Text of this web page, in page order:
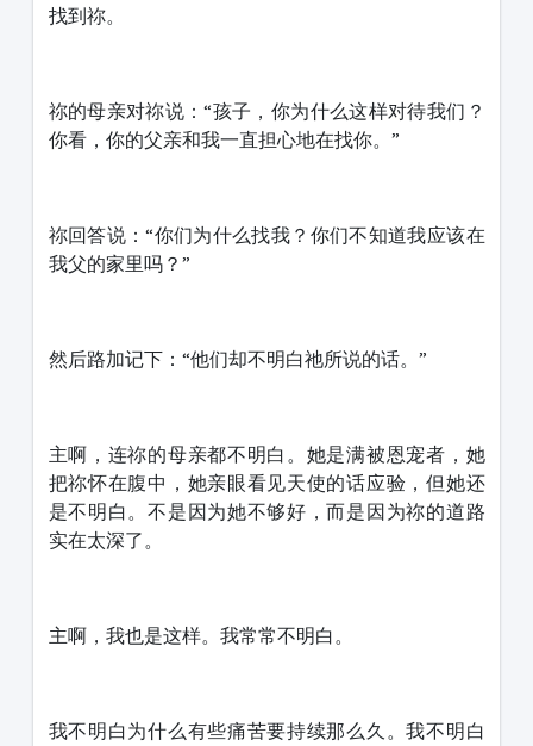
找到祢。
祢的母亲对祢说：“孩子，你为什么这样对待我们？
你看，你的父亲和我一直担心地在找你。”
祢回答说：“你们为什么找我？你们不知道我应该在
我父的家里吗？”
然后路加记下：“他们却不明白祂所说的话。”
主啊，连祢的母亲都不明白。她是满被恩宠者，她
把祢怀在腹中，她亲眼看见天使的话应验，但她还
是不明白。不是因为她不够好，而是因为祢的道路
实在太深了。
主啊，我也是这样。我常常不明白。
我不明白为什么有些痛苦要持续那么久。我不明白